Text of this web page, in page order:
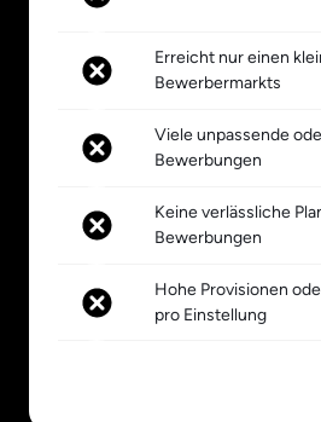
Erreicht nur einen
Bewerbermarkts
Viele unpassende
Bewerbungen
Keine verlässliche
Bewerbungen
Hohe Provisionen
pro Einstellung